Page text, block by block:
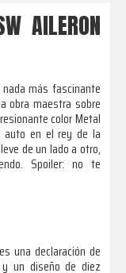
AILERON
más fascinante
obra maestra sobre
color Metal
auto en el rey de la
de un lado a otro,
Spoiler: no te
una declaración de
y un diseño de diez